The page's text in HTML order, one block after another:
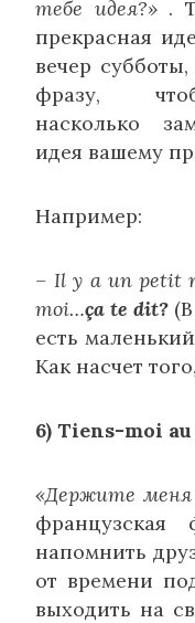
тебе идея?» .
прекрасная
вечер
фразу,
насколько
идея вашему
Например:
– Il y a un petit
moi…ça te dit?
есть
Как насчет
6) Tiens-moi
«Держите меня
напомнить
от времени
выходить на